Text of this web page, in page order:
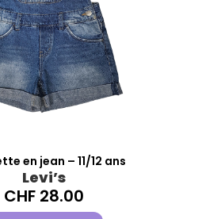
en jean – 11/12 ans
Levi’s
CHF28.00